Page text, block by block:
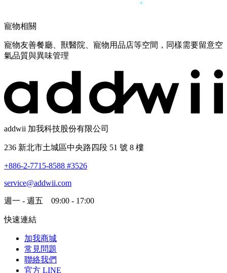
寵物相關
寵物友善餐廳、獸醫院、寵物用品店等空間，同樣需要留意空
氣品質與異味管理
addwii 加我科技股份有限公司
236 新北市土城區中央路四段 51 號 8 樓
+886-2-7715-8588 #3526
service@addwii.com
週一 - 週五 09:00 - 17:00
快速連結
加我商城
常見問題
聯絡我們
官方 LINE